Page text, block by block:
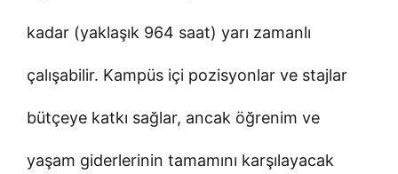
kadar (yaklaşık 964 saat) yarı zamanlı
çalışabilir. Kampüs içi pozisyonlar ve stajlar
bütçeye katkı sağlar, ancak öğrenim ve
yaşam giderlerinin tamamını karşılayacak